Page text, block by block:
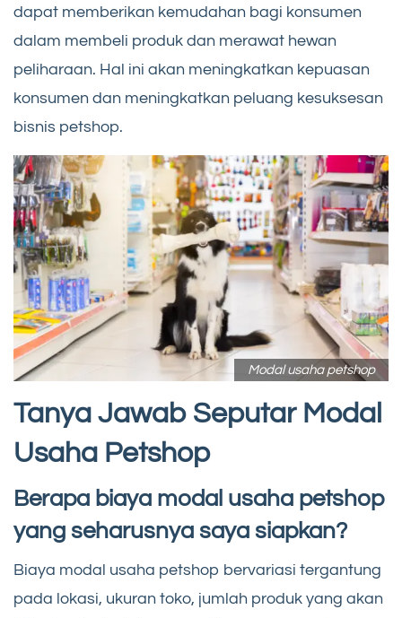
dapat memberikan kemudahan bagi konsumen
dalam membeli produk dan merawat hewan
peliharaan. Hal ini akan meningkatkan kepuasan
konsumen dan meningkatkan peluang kesuksesan
bisnis petshop.
Modal usaha petshop
Tanya Jawab Seputar Modal
Usaha Petshop
Berapa biaya modal usaha petshop
yang seharusnya saya siapkan?
Biaya modal usaha petshop bervariasi tergantung
pada lokasi, ukuran toko, jumlah produk yang akan